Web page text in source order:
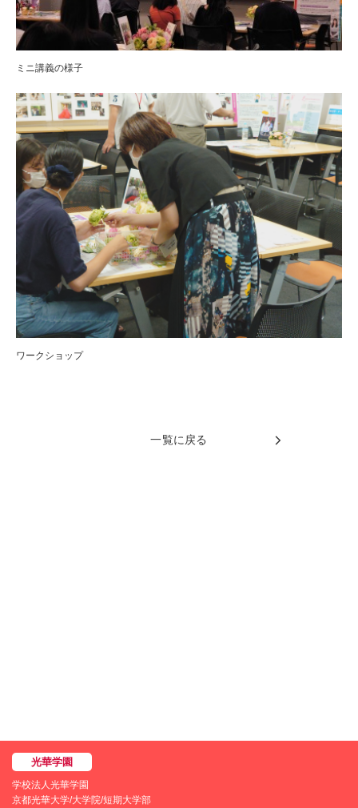
ミニ講義の様子
ワークショップ
一覧に戻る
学校法人光華学園
京都光華大学/大学院/短期大学部